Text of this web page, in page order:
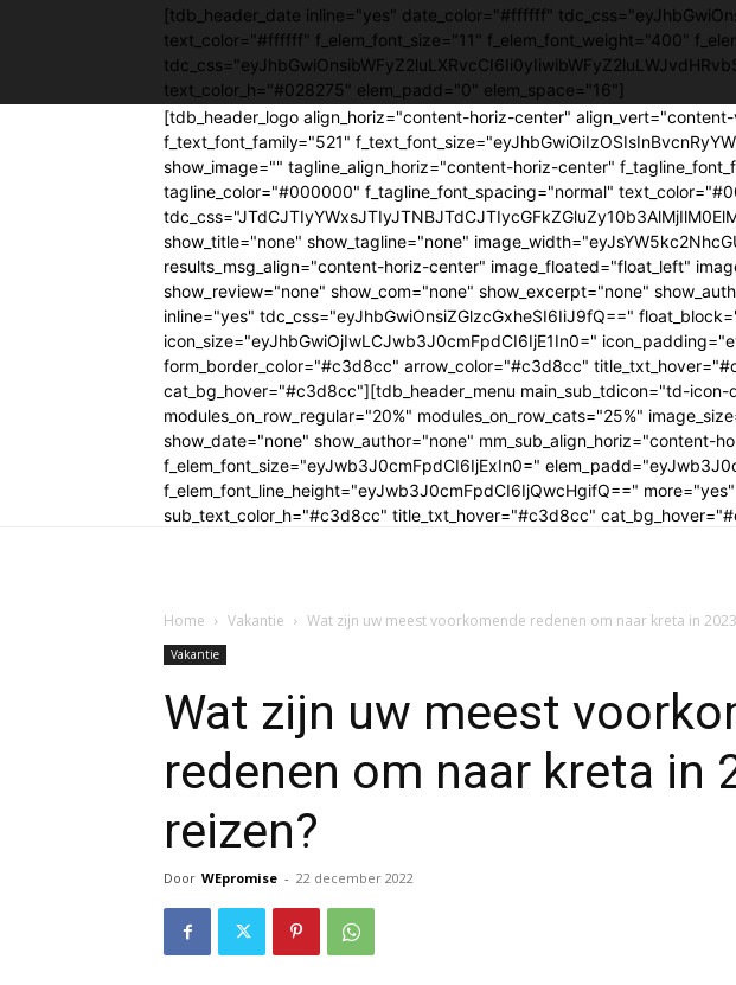
[tdb_header_date inline="yes" date_color="#ffffff"
text_color="#ffffff" f_elem_font_size="11" f_elem_font_weight="400"
text_color_h="#028275" elem_padd="0" elem_space="16"]
[tdb_header_logo align_horiz="content-horiz-center"
f_text_font_family="521"
show_image="" tagline_align_horiz="content-horiz-center"
tagline_color="#000000" f_tagline_font_spacing="normal"
show_title="none" show_tagline="none"
results_msg_align="content-horiz-center" image_floated="float_left"
show_review="none" show_com="none" show_excerpt="none"
inline="yes" tdc_css="eyJhbGwiOnsiZGlzcGxheSI6IiJ9fQ=="
icon_size="eyJhbGwiOjIwLCJwb3J0cmFpdCI6IjE1In0="
form_border_color="#c3d8cc" arrow_color="#c3d8cc"
cat_bg_hover="#c3d8cc"][tdb_header_menu main_sub_tdicon="td-
modules_on_row_regular="20%" modules_on_row_cats="25%"
show_date="none" show_author="none" mm_sub_align_horiz="content-
f_elem_font_size="eyJwb3J0cmFpdCI6IjExIn0="
f_elem_font_line_height="eyJwb3J0cmFpdCI6IjQwcHgifQ=="
sub_text_color_h="#c3d8cc" title_txt_hover="#c3d8cc"
Home Vakantie Wat zijn uw meest voorkomende redenen om naar kreta in
Vakantie
Wat zijn uw meest
redenen om naar kreta in
reizen?
Door WEpromise - 22 december 2022